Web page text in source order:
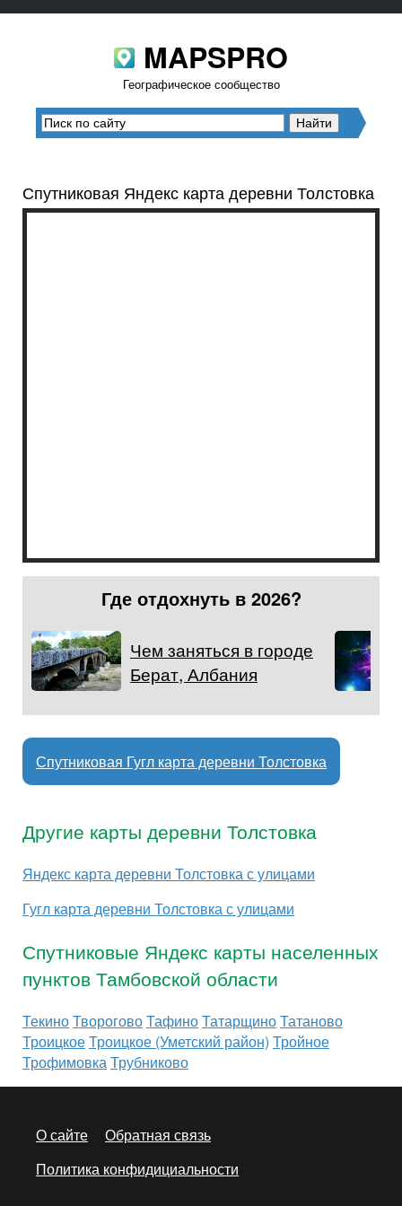
MAPSPRO
Географическое сообщество
Спутниковая Яндекс карта деревни Толстовка
Где отдохнуть в 2026?
Чем заняться в городе
Берат, Албания
Спутниковая Гугл карта деревни Толстовка
Другие карты деревни Толстовка
Яндекс карта деревни Толстовка с улицами
Гугл карта деревни Толстовка с улицами
Спутниковые Яндекс карты населенных
пунктов Тамбовской области
ТекиноТвороговоТафиноТатарщиноТатаново
ТроицкоеТроицкое (Уметский район) Тройное
Трофимовка Трубниково
О сайте
Обратная связь
Политика конфидициальности